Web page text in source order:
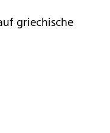
griechische